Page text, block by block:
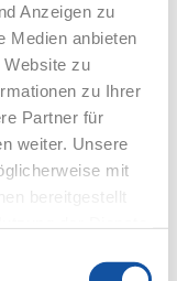
Anzeigen zu
Medien anbieten
Website zu
zu Ihrer
Partner für
weiter. Unsere
mit
bereitgestellt